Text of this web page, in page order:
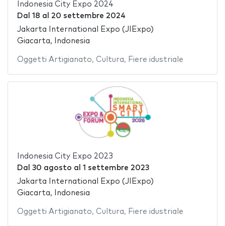
Indonesia City Expo 2024
Dal 18 al 20 settembre 2024
Jakarta International Expo (JIExpo)
Giacarta, Indonesia
Oggetti Artigianato, Cultura, Fiere idustriale
Indonesia City Expo 2023
Dal 30 agosto al 1 settembre 2023
Jakarta International Expo (JIExpo)
Giacarta, Indonesia
Oggetti Artigianato, Cultura, Fiere idustriale